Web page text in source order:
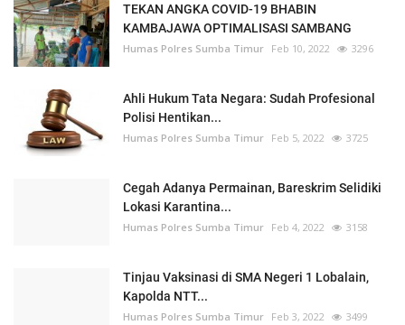
TEKAN ANGKA COVID-19 BHABIN
KAMBAJAWA OPTIMALISASI SAMBANG
Humas Polres Sumba Timur Feb 10, 2022 3296
Ahli Hukum Tata Negara: Sudah Profesional
Polisi Hentikan...
Humas Polres Sumba Timur Feb 5, 2022 3725
Cegah Adanya Permainan, Bareskrim Selidiki
Lokasi Karantina...
Humas Polres Sumba Timur Feb 4, 2022 3158
Tinjau Vaksinasi di SMA Negeri 1 Lobalain,
Kapolda NTT...
Humas Polres Sumba Timur Feb 3, 2022 3499